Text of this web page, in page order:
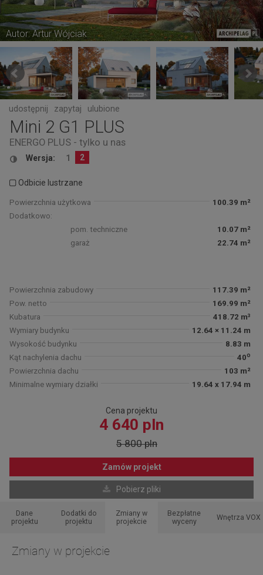
Autor: Artur Wójciak
udostępnij zapytaj ulubione
Mini 2 G1 PLUS
ENERGO PLUS - tylko u nas
Wersja: 1 2
Odbicie lustrzane
Powierzchnia użytkowa
100.39 m²
Dodatkowo:
pom. techniczne
10.07 m²
garaż
22.74 m²
Powierzchnia zabudowy
117.39 m²
Pow. netto
169.99 m²
Kubatura
418.72 m³
Wymiary budynku
12.64 × 11.24 m
Wysokość budynku
8.83 m
Kąt nachylenia dachu
40o
Powierzchnia dachu
103 m²
Minimalne wymiary działki
19.64 x 17.94 m
Cena projektu
4 640 pln
5 800 pln
Zamów projekt
Pobierz pliki
Dane
projektu
Dodatki do
projektu
Zmiany w
projekcie
Bezpłatne
wyceny
Wnętrza VOX
Zmiany w projekcie